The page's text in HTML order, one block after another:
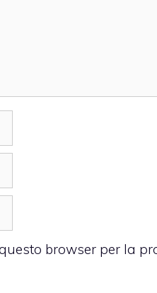
browser per la